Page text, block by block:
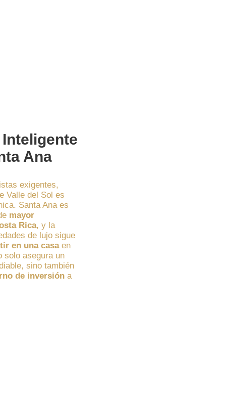
Ana
exigentes,
Valle del Sol es
Santa Ana es
mayor
Rica, y la
de lujo sigue
en una casaen
solo asegura un
sino también
de inversión a